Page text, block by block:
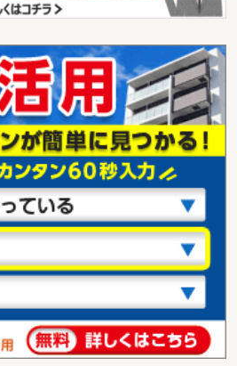
560万円
宮崎県都城市南鷹尾町
１種住居
319.96m²
450万円
宮崎県宮崎市田野町乙
１種住居
1,000万円
宮崎県宮崎市清武町加納甲